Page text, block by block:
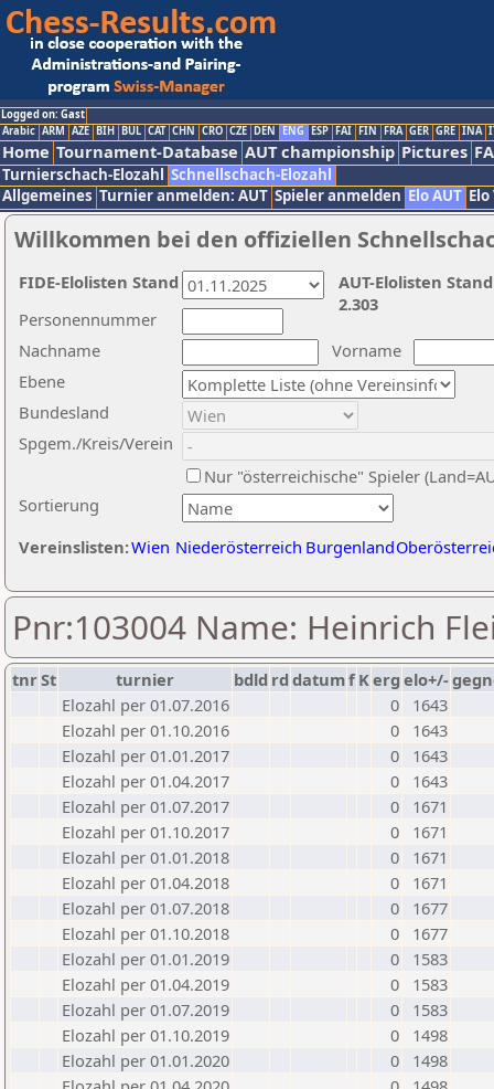
Logged on: Gast
Arabic ARM AZE BIH BUL CAT CHN CRO CZE DEN ENG ESP FAI FIN FRA GER GRE INA
Home Tournament-Database AUT championship Pictures
Turnierschach-Elozahl Schnellschach-Elozahl
Allgemeines Turnier anmelden: AUT Spieler anmelden Elo AUT
Willkommen bei den offiziellen
Nachname
Vorname
Ebene
Sortierung
Personennummer
Bundesland
Spgem./Kreis/Verein
Nur "österreichische" Spieler
Vereinslisten:Wien Niederösterreich Burgenland
AUT-Elolisten
2.303
FIDE-Elolisten Stand
Pnr:103004 Name: Heinrich
tnrSt turnier bdld rd datumf Kerg elo+/-
Elozahl per 01.07.2016
0
1643
Elozahl per 01.10.2016
0
1643
Elozahl per 01.01.2017
0
1643
Elozahl per 01.04.2017
0
1643
Elozahl per 01.07.2017
0
1671
Elozahl per 01.10.2017
0
1671
Elozahl per 01.01.2018
0
1671
Elozahl per 01.04.2018
0
1671
Elozahl per 01.07.2018
0
1677
Elozahl per 01.10.2018
0
1677
Elozahl per 01.01.2019
0
1583
Elozahl per 01.04.2019
0
1583
Elozahl per 01.07.2019
0
1583
Elozahl per 01.10.2019
0
1498
Elozahl per 01.01.2020
0
1498